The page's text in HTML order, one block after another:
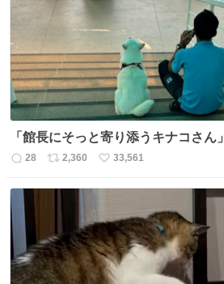
「館長にそっと寄り添うキナコさん」
返
数
28
リ
数
2,360
い
33,561